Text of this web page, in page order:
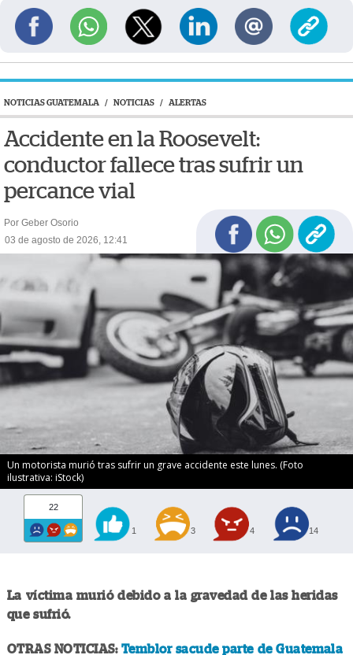
NOTICIAS GUATEMALA / NOTICIAS / ALERTAS
Accidente en la Roosevelt:
conductor fallece tras sufrir un
percance vial
Por Geber Osorio
03 de agosto de 2026, 12:41
Un motorista murió tras sufrir un grave accidente este lunes. (Foto
ilustrativa: iStock)
22
1 3 4 14
La víctima murió debido a la gravedad de las heridas
que sufrió.
OTRAS NOTICIAS: Temblor sacude parte de Guatemala